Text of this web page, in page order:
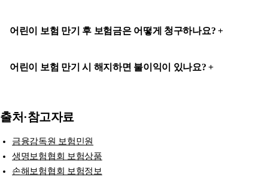
어린이 보험 만기 후 보험금은 어떻게 청구하나요?
어린이 보험 만기 시 해지하면 불이익이 있나요?
출처·참고자료
금융감독원 보험민원
생명보험협회 보험상품
손해보험협회 보험정보